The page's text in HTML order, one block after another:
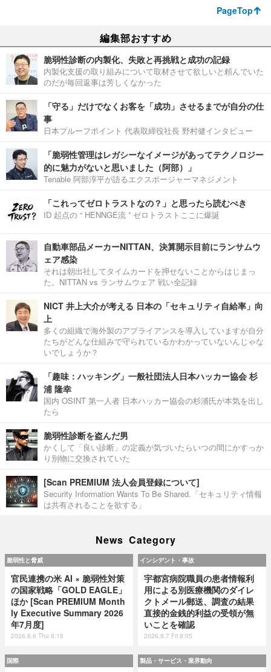
PageTop
編集部おすすめ
脆弱性診断の内製化、失敗と再挑戦と成功の記録
内製化支援の取り組みについて取材させて欲しいと頼んでいた
のだが毎回返事は芳しくなかった
「守る」だけでなくお客を「成功」させるまでが自分の仕
事
日本プルーフポイント 代表取締役社長 野村健インタビュー
「脆弱性管理はレガシーなイメージがあってテクノロジー
的に魅力がないと思いました（阿部）」
Tenable 阿部淳平が語るエクスポージャーマネジメント
「これってゼロトラストなの？」と思ったら読むべき
ID 起点の “ HENNGE流 ” ゼロトラストここに爆誕
自動車部品メーカーNITTAN、決算開示目前にランサムウ
ェア感染
それは朝出社してタイムカードを押せないことからはじまっ
た。NITTAN vs ランサムウェア 戦い全記録
NICT 井上大介が考える 日本の「セキュリティ自給率」向
上
多くの組織で海外製のアプライアンスを導入していますが自分
たちがどんな仕組みで守られているかわかっていないんじゃな
いでしょうか？
「趣味：ハッキング」一般社団法人日本ハッカー協会 杉
浦 隆幸
国内 OSINT 第一人者 日本ハッカー協会の杉浦氏が本気を出し
たら
脆弱性診断を盗んだ男
かくして「良い診断」の定義が気づいたらいつの間にかすっか
り別物に交換されていた
[Scan PREMIUM 法人会員登録について]
Security Information Wants To Be Shared.「セキュリティ情報
は共有されることを欲する」
News Category
脆弱性と脅威
官民連携の米 AI × 脆弱性対策
の国家戦略「GOLD EAGLE」
ほか [Scan PREMIUM Month
ly Executive Summary 2026
年7月度]
2026.8.6 Thu 8:15
インシデント・事故
宇都宮病院職員の患者情報利
用による別医療機関のダイレ
クトメール郵送、調査の結果
直接的金銭的利益の受領が無
いことを確認
2026.8.7 Fri 8:05
国際 製品・サービス・業界動向